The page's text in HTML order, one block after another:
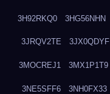
3H92RKQ0 3HG56NHN
3JRQV2TE 3JX0QDYF
3MOCREJ1 3MX1P1T9
3NE5SFF6 3NH0FX33